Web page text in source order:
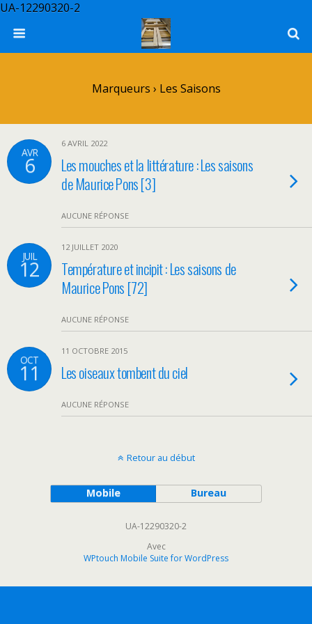
UA-12290320-2
Marqueurs › Les Saisons
AVR
6
6 AVRIL 2022
Les mouches et la littérature : Les saisons
de Maurice Pons [3]
AUCUNE RÉPONSE
JUIL
12
12 JUILLET 2020
Température et incipit : Les saisons de
Maurice Pons [72]
AUCUNE RÉPONSE
OCT
11
11 OCTOBRE 2015
Les oiseaux tombent du ciel
AUCUNE RÉPONSE
Retour au début
Mobile Bureau
UA-12290320-2
Avec
WPtouch Mobile Suite for WordPress